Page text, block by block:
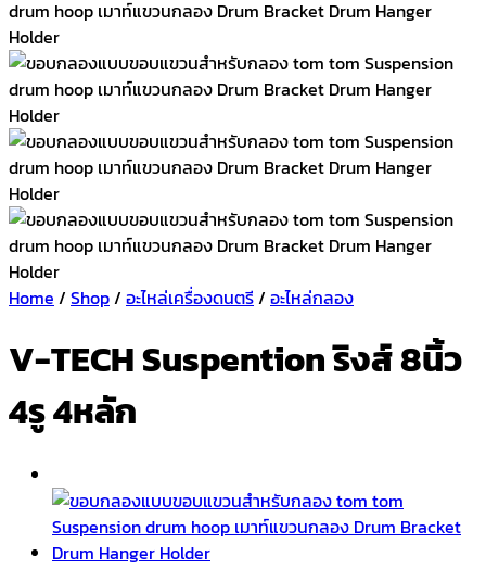
Home / Shop/ อะไหล่เครื่องดนตรี/ อะไหล่กลอง
V-TECH Suspention ริงส์ 8นิ้ว
4รู 4หลัก